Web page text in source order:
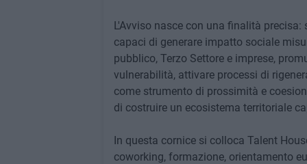
L'Avviso nasce con una finalità
capaci di generare impatto sociale
pubblico, Terzo Settore e imprese,
vulnerabilità, attivare processi di
come strumento di prossimità e
di costruire un ecosistema territoriale
In questa cornice si colloca Talent
coworking, formazione, orientamento